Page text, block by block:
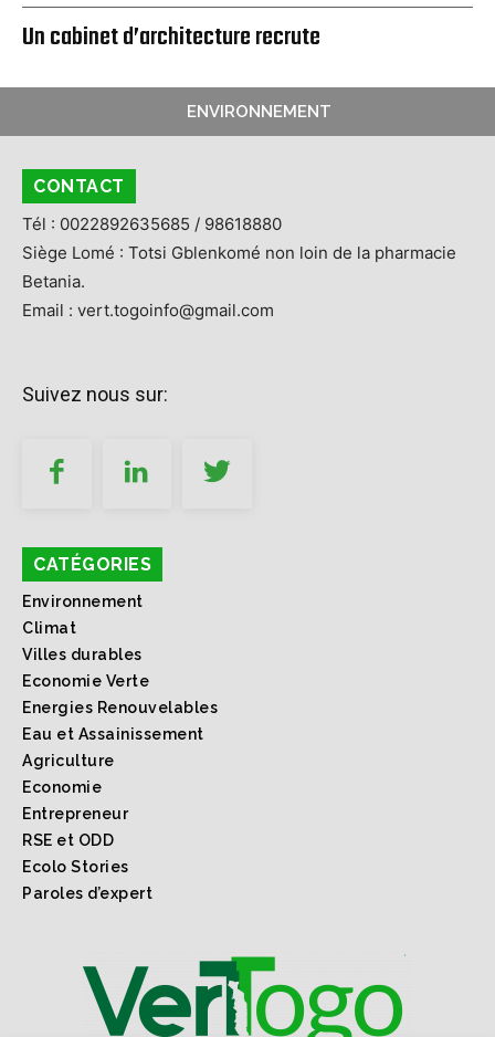
Un cabinet d’architecture recrute
ENVIRONNEMENT
CONTACT
Tél : 0022892635685 / 98618880
Siège Lomé : Totsi Gblenkomé non loin de la pharmacie
Betania.
Email : vert.togoinfo@gmail.com
Suivez nous sur:
CATÉGORIES
Environnement
Climat
Villes durables
Economie Verte
Energies Renouvelables
Eau et Assainissement
Agriculture
Economie
Entrepreneur
RSE et ODD
Ecolo Stories
Paroles d’expert